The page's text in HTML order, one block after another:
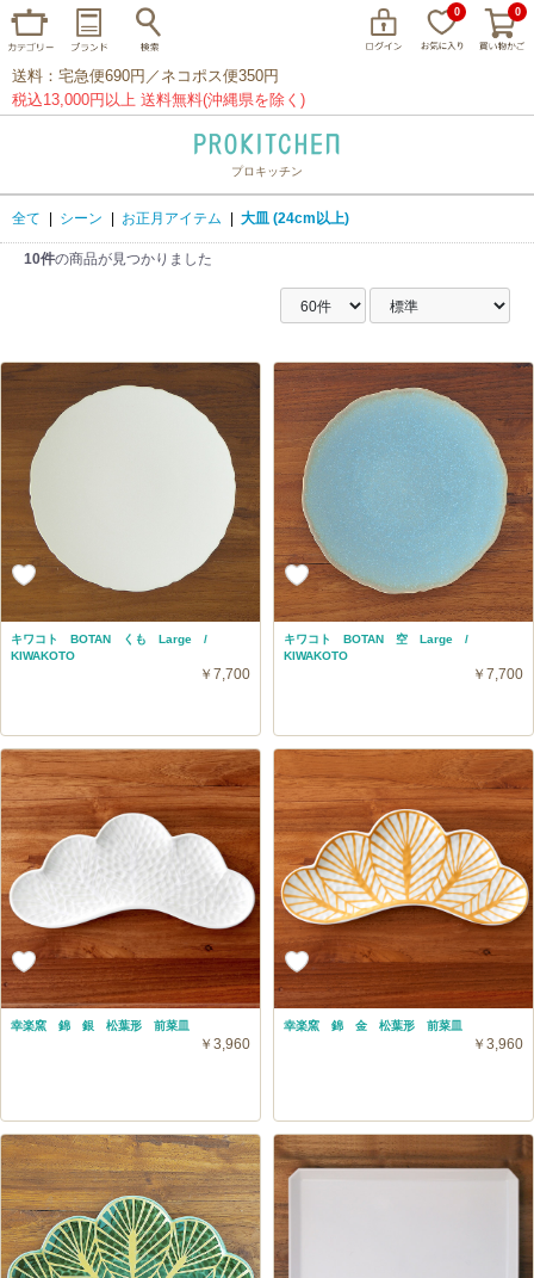
0 0
山田工業所
山一 マリメッコ つきじ常陸屋 柳宗理
閉じる
送料：宅急便690円／ネコポス便350円
税込13,000円以上 送料無料(沖縄県を除く)
プロキッチン
全て シーン お正月アイテム 大皿 (24cm以上)
10件の商品が見つかりました
キワコト BOTAN くも Large /
KIWAKOTO
￥7,700
キワコト BOTAN 空 Large /
KIWAKOTO
￥7,700
幸楽窯 錦 銀 松葉形 前菜皿
￥3,960
幸楽窯 錦 金 松葉形 前菜皿
￥3,960